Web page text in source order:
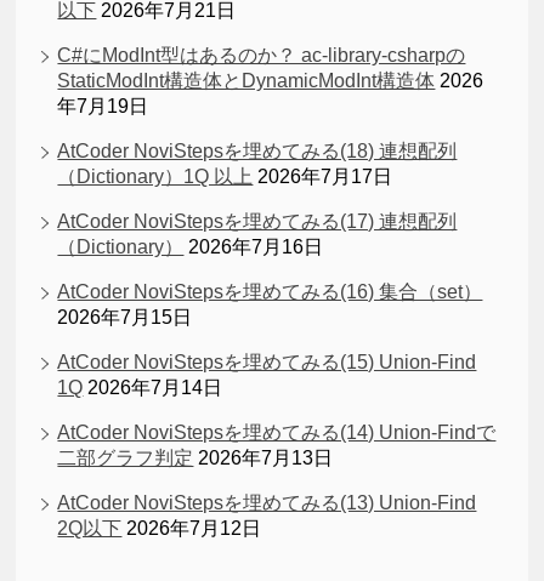
以下 2026年7月21日
C#にModInt型はあるのか？ ac-library-csharpの
StaticModInt構造体とDynamicModInt構造体 2026
年7月19日
AtCoder NoviStepsを埋めてみる(18) 連想配列
（Dictionary）1Q 以上 2026年7月17日
AtCoder NoviStepsを埋めてみる(17) 連想配列
（Dictionary）
2026年7月16日
AtCoder NoviStepsを埋めてみる(16) 集合（set）
2026年7月15日
AtCoder NoviStepsを埋めてみる(15) Union-Find
1Q 2026年7月14日
AtCoder NoviStepsを埋めてみる(14) Union-Findで
二部グラフ判定 2026年7月13日
AtCoder NoviStepsを埋めてみる(13) Union-Find
2Q以下 2026年7月12日